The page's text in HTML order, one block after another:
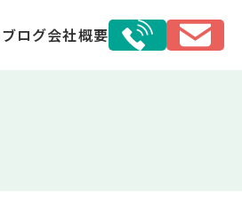
ブログ会社概要